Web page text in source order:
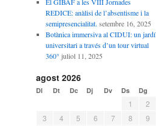
REDICE: anàlisi de l’absentisme i la
semipresencialitat. setembre 16, 2025
Botànica immersiva al CIDUI: un jardí
universitari a través d’un tour virtual
360° juliol 11, 2025
agost 2026
Dl Dt Dc Dj Dv Ds Dg
1
2
3
4 5 6 7 8
9